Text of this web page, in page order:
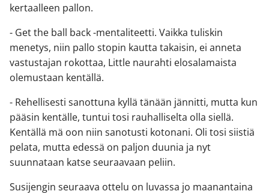
kertaalleen pallon.
- Get the ball back -mentaliteetti. Vaikka tuliskin
menetys, niin pallo stopin kautta takaisin, ei anneta
vastustajan rokottaa, Little naurahti elosalamaista
olemustaan kentällä.
- Rehellisesti sanottuna kyllä tänään jännitti, mutta kun
pääsin kentälle, tuntui tosi rauhalliselta olla siellä.
Kentällä mä oon niin sanotusti kotonani. Oli tosi siistiä
pelata, mutta edessä on paljon duunia ja nyt
suunnataan katse seuraavaan peliin.
Susijengin seuraava ottelu on luvassa jo maanantaina